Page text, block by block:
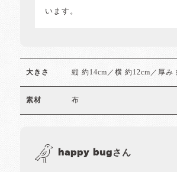
います。
大きさ 縦 約14cm／横 約12cm／厚み
素材 布
happy bugさん